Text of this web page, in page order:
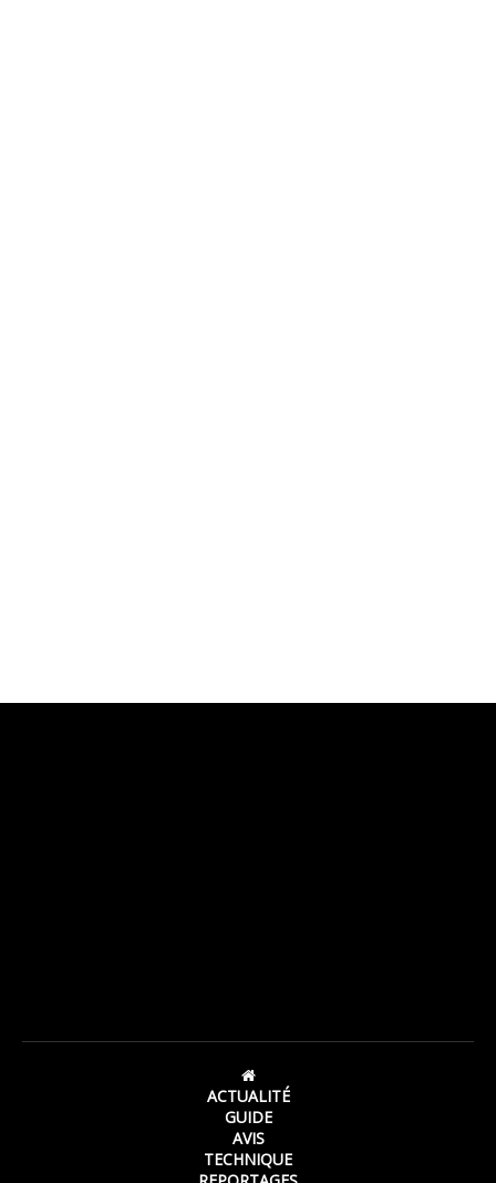
ACTUALITÉ
GUIDE
AVIS
TECHNIQUE